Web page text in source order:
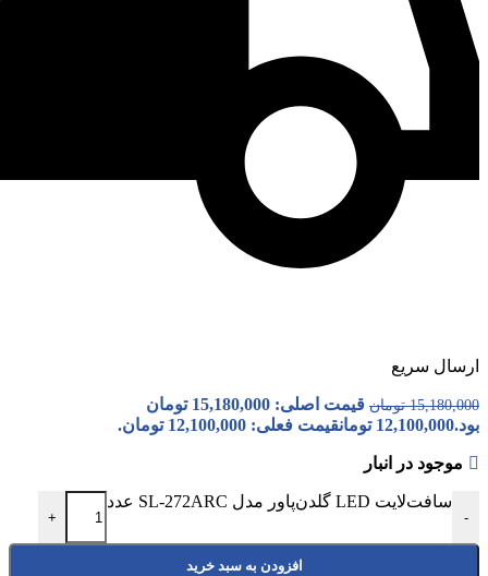
ارسال سریع
15,180,000 تومان
قیمت اصلی: 15,180,000 تومان
بود.12,100,000 تومانقیمت فعلی: 12,100,000 تومان.
موجود در انبار
-
سافت‌لایت LED گلدن‌پاور مدل SL-272ARC عدد
+
افزودن به سبد خرید